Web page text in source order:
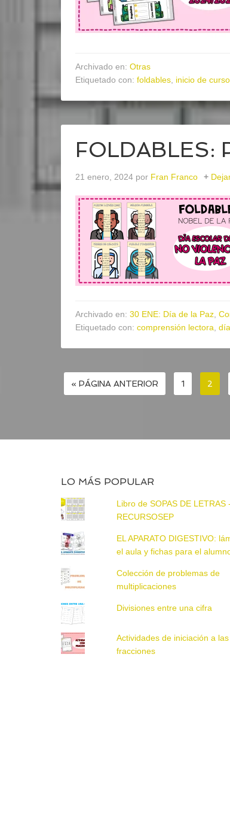
Archivado en: Otras
Etiquetado con: foldables inicio de curso
FOLDABLES:
21 enero, 2024 por Fran Franco
Archivado en: 30 ENE: Día de la Paz
Etiquetado con: comprensión lectora
« PÁGINA ANTERIOR 1 2
LO MÁS POPULAR
Libro de SOPAS DE LETRAS -
RECURSOSEP
EL APARATO DIGESTIVO:
el aula y fichas para el
Colección de problemas de
multiplicaciones
Divisiones entre una cifra
Actividades de iniciación a las
fracciones